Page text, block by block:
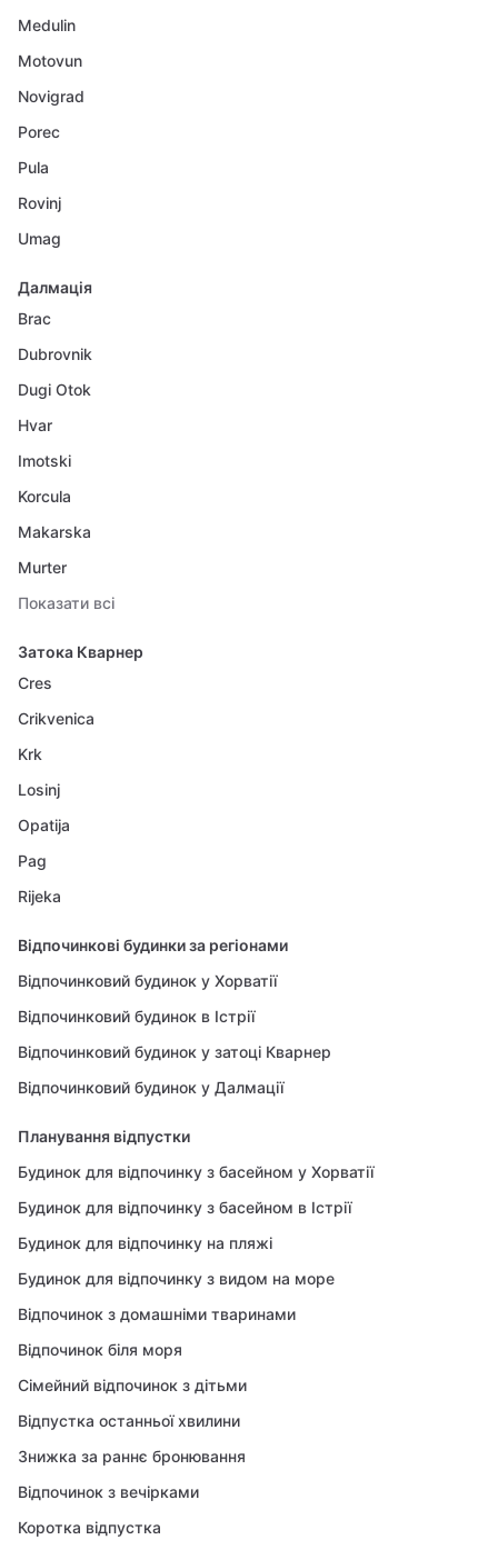
Medulin
Motovun
Novigrad
Porec
Pula
Rovinj
Umag
Далмація
Brac
Dubrovnik
Dugi Otok
Hvar
Imotski
Korcula
Makarska
Murter
Показати всі
Затока Кварнер
Cres
Crikvenica
Krk
Losinj
Opatija
Pag
Rijeka
Відпочинкові будинки за регіонами
Відпочинковий будинок у Хорватії
Відпочинковий будинок в Істрії
Відпочинковий будинок у затоці Кварнер
Відпочинковий будинок у Далмації
Планування відпустки
Будинок для відпочинку з басейном у Хорватії
Будинок для відпочинку з басейном в Істрії
Будинок для відпочинку на пляжі
Будинок для відпочинку з видом на море
Відпочинок з домашніми тваринами
Відпочинок біля моря
Сімейний відпочинок з дітьми
Відпустка останньої хвилини
Знижка за раннє бронювання
Відпочинок з вечірками
Коротка відпустка